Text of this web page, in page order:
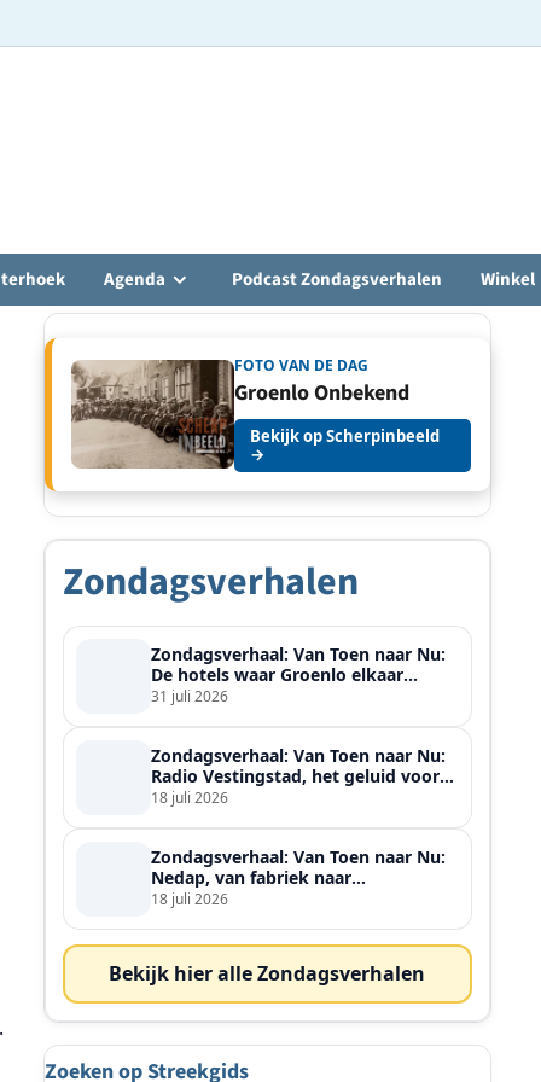
Agenda Podcast Zondagsverhalen Winkel
FOTO VAN DE DAG
Groenlo Onbekend
Bekijk op Scherpinbeeld
→
Zondagsverhalen
Zondagsverhaal: Van Toen naar Nu:
De hotels waar Groenlo elkaar
ontmoette
31 juli 2026
Zondagsverhaal: Van Toen naar Nu:
Radio Vestingstad, het geluid voor
heel de streek
18 juli 2026
Zondagsverhaal: Van Toen naar Nu:
Nedap, van fabriek naar
wereldspeler
18 juli 2026
Bekijk hier alle Zondagsverhalen
Zoeken op Streekgids